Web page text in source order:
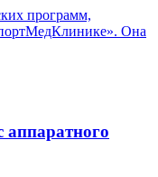
программ,
Она
аппаратного